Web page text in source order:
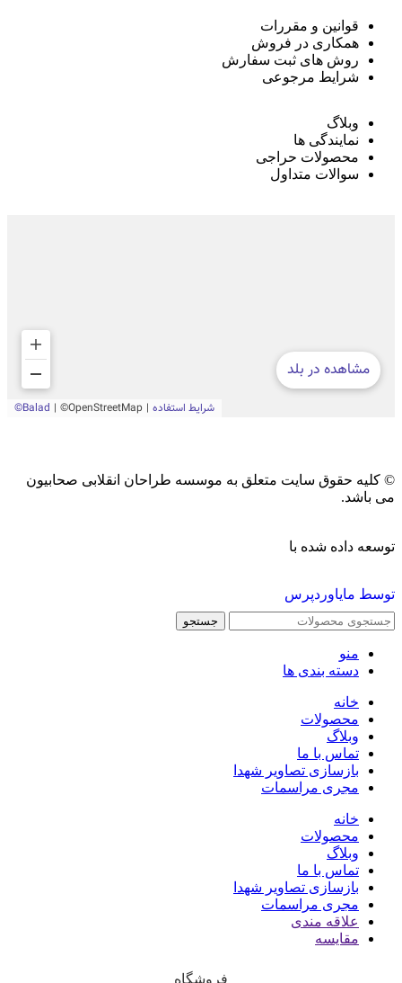
قوانین و مقررات
همکاری در فروش
روش های ثبت سفارش
شرایط مرجوعی
وبلاگ
نمایندگی ها
محصولات حراجی
سوالات متداول
© کلیه حقوق سایت متعلق به موسسه طراحان انقلابی صحابیون
می باشد.
توسعه داده شده با
توسط مایاوردپرس
جستجو
منو
دسته بندی ها
خانه
محصولات
وبلاگ
تماس با ما
بازسازی تصاویر شهدا
مجری مراسمات
خانه
محصولات
وبلاگ
تماس با ما
بازسازی تصاویر شهدا
مجری مراسمات
علاقه مندی
مقایسه
فروشگاه